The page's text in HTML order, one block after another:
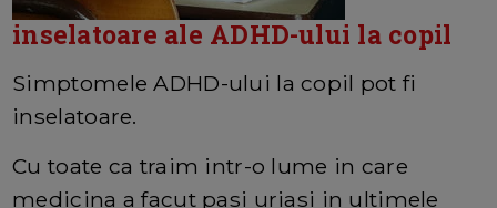
inselatoare ale ADHD-ului la copil
Simptomele ADHD-ului la copil pot fi
inselatoare.
Cu toate ca traim intr-o lume in care
medicina a facut pasi uriasi in ultimele